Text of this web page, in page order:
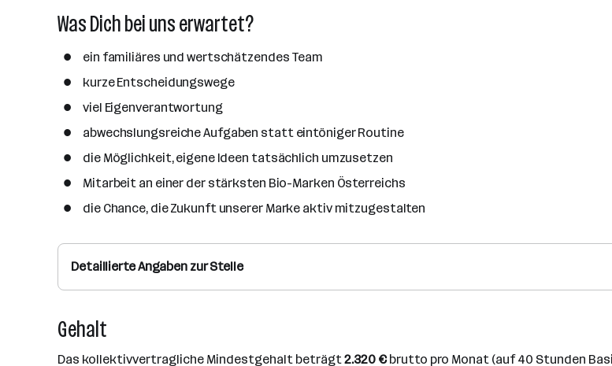
Was Dich bei uns erwartet?
ein familiäres und wertschätzendes Team
kurze Entscheidungswege
viel Eigenverantwortung
abwechslungsreiche Aufgaben statt eintöniger Routine
die Möglichkeit, eigene Ideen tatsächlich umzusetzen
Mitarbeit an einer der stärksten Bio-Marken Österreichs
die Chance, die Zukunft unserer Marke aktiv mitzugestalten
Detaillierte Angaben zur Stelle
Gehalt
Das kollektivvertragliche Mindestgehalt beträgt2.320 €brutto pro Monat (auf 40 Stunden